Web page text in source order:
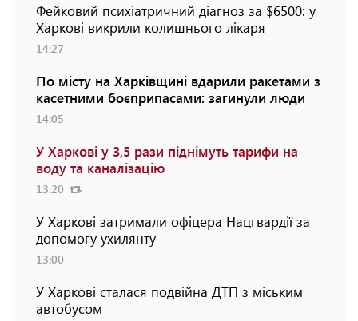
Фейковий психіатричний діагноз за $6500: у
Харкові викрили колишнього лікаря
14:27
По місту на Харківщині вдарили ракетами з
касетними боєприпасами: загинули люди
14:05
У Харкові у 3,5 рази піднімуть тарифи на
воду та каналізацію
13:20
У Харкові затримали офіцера Нацгвардії за
допомогу ухилянту
13:00
У Харкові сталася подвійна ДТП з міським
автобусом